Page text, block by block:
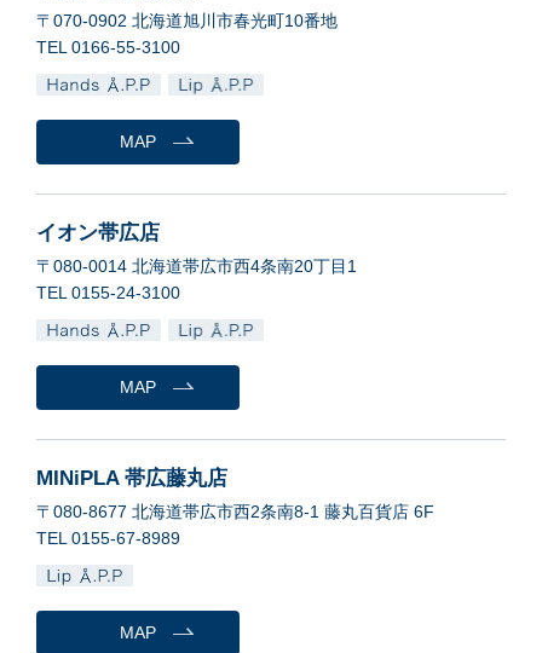
〒070-0902 北海道旭川市春光町10番地
TEL 0166-55-3100
MAP
イオン帯広店
〒080-0014 北海道帯広市西4条南20丁目1
TEL 0155-24-3100
MAP
MINiPLA 帯広藤丸店
〒080-8677 北海道帯広市西2条南8-1 藤丸百貨店 6F
TEL 0155-67-8989
MAP